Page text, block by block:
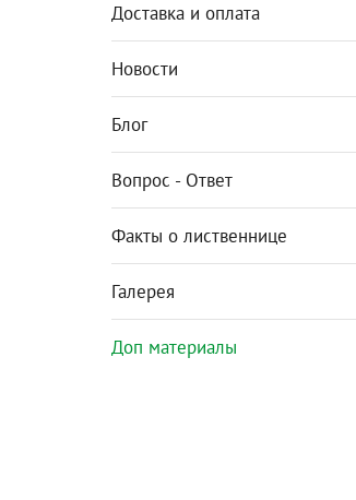
Доставка и оплата
Новости
Блог
Вопрос - Ответ
Факты о лиственнице
Галерея
Доп материалы